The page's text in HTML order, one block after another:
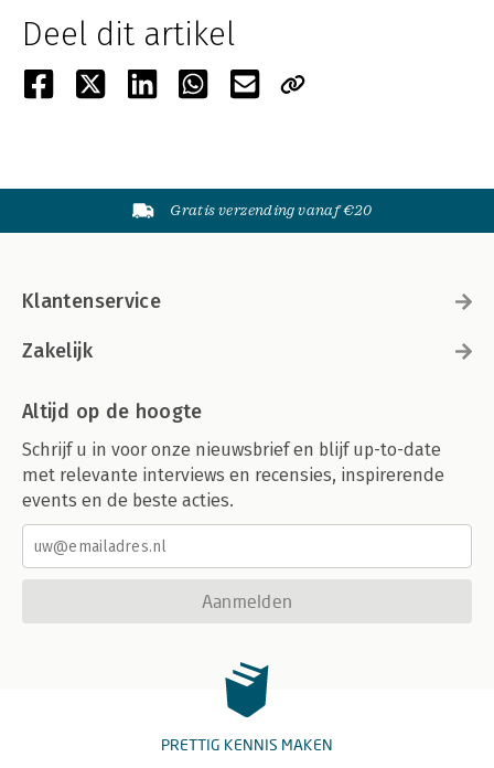
Deel dit artikel
Gratis verzending vanaf €20
Klantenservice
Zakelijk
Altijd op de hoogte
Schrijf u in voor onze nieuwsbrief en blijf up-to-date
met relevante interviews en recensies, inspirerende
events en de beste acties.
Aanmelden
PRETTIG KENNIS MAKEN